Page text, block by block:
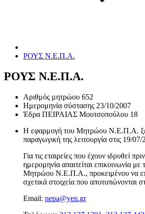
ΡΟΥΣ Ν.Ε.Π.Α.
ΡΟΥΣ Ν.Ε.Π.Α.
Αριθμός μητρώου 652
Ημερομηνία σύστασης 23/10/2007
Έδρα ΠΕΙΡΑΙΑΣ Μουτσοπούλου 18
Η εφαρμογή του Μητρώου Ν.Ε.Π.Α.
παραγωγική της λειτουργία στις 19/07/
Για τις εταιρείες που έχουν ιδρυθεί
ημερομηνία απαιτείται επικοινωνία
Μητρώου Ν.Ε.Π.Α., προκειμένου να
σχετικά στοιχεία που αποτυπώνονται
Email: nepa@yen.gr